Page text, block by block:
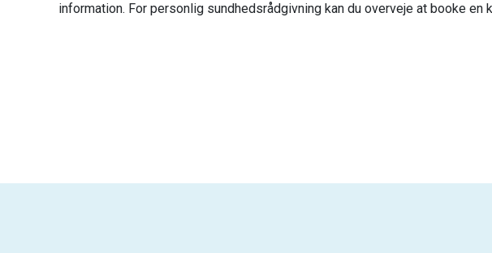
information. For personlig sundhedsrådgivning kan du overveje at booke en